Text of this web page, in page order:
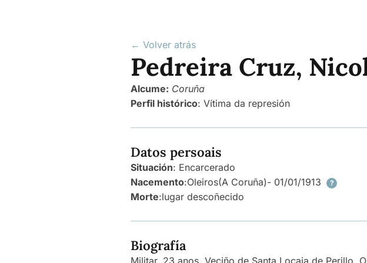
← Volver atrás
Pedreira Cruz,
Alcume: Coruña
Perfil histórico: Vítima da represión
Datos persoais
Situación: Encarcerado
Nacemento:Oleiros(A Coruña)- 01/01/1913 ?
Morte:lugar descoñecido
Biografía
Militar, 23 anos. Veciño de Santa Locaia de Perillo,